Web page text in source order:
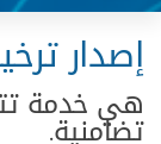
إصدار
هي خدمة
تضامنية.